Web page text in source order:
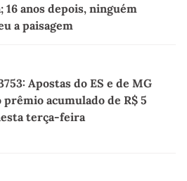
16 anos depois, ninguém
a paisagem
Apostas do ES e de MG
acumulado de R$ 5
terça-feira